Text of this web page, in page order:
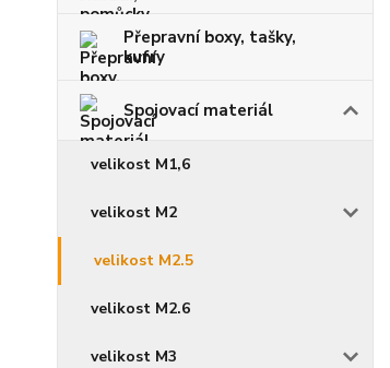
Přepravní boxy, tašky,
kufry
Spojovací materiál
velikost M1,6
velikost M2
velikost M2.5
velikost M2.6
velikost M3